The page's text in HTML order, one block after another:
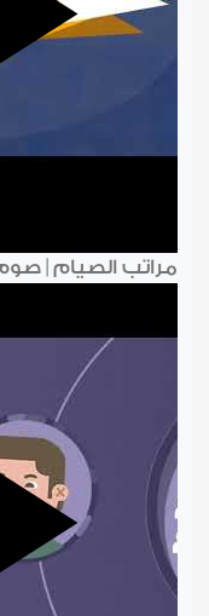
مراتب الصيام |